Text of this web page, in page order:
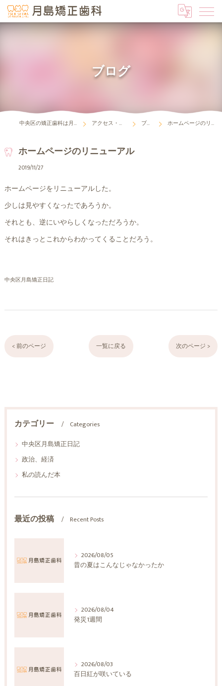
ブログ
中央区の矯正歯科は月島矯正歯科 アクセス・診療時間 ブログ ホームページのリニューアル
ホームページのリニューアル
2019/11/27
ホームページをリニューアルした。
少しは見やすくなったであろうか。
それとも、逆にいやらしくなっただろうか。
それはきっとこれからわかってくることだろう。
中央区月島矯正日記
< 前のページ 一覧に戻る 次のページ >
カテゴリー
Categories
中央区月島矯正日記
政治、経済
私の読んだ本
最近の投稿 Recent Posts
2026/08/05
昔の夏はこんなじゃなかったか
2026/08/04
発災1週間
2026/08/03
百日紅が咲いている